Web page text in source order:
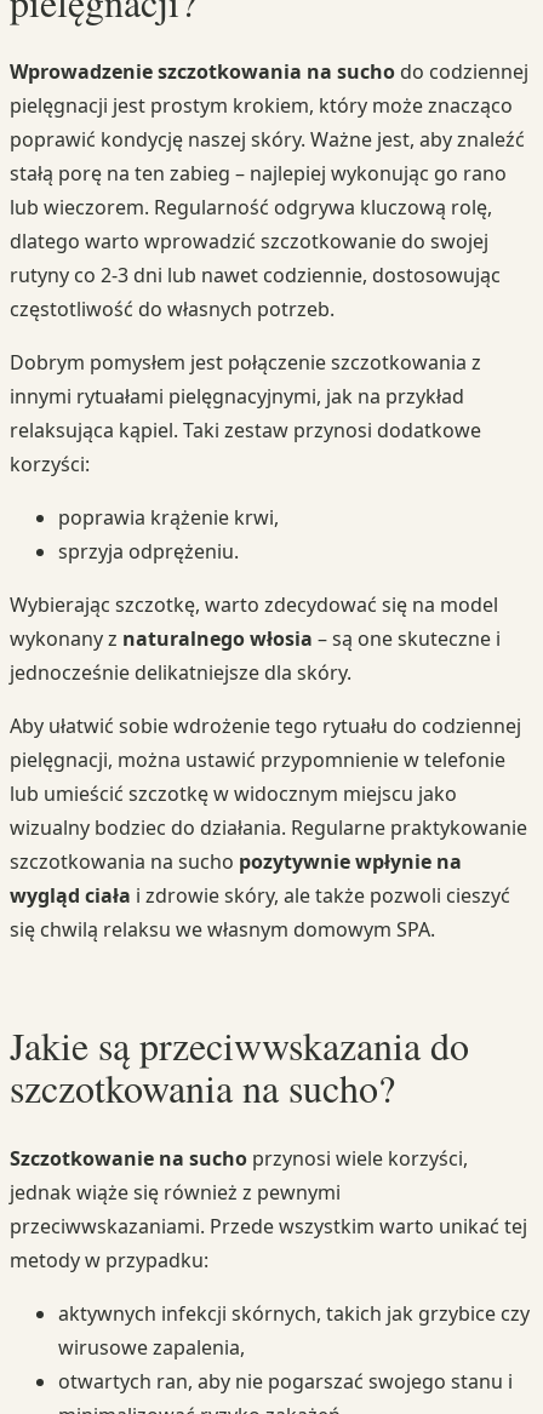
Wprowadzenie szczotkowania na sucho do codziennej
pielęgnacji jest prostym krokiem, który może znacząco
poprawić kondycję naszej skóry. Ważne jest, aby znaleźć
stałą porę na ten zabieg – najlepiej wykonując go rano
lub wieczorem. Regularność odgrywa kluczową rolę,
dlatego warto wprowadzić szczotkowanie do swojej
rutyny co 2-3 dni lub nawet codziennie, dostosowując
częstotliwość do własnych potrzeb.
Dobrym pomysłem jest połączenie szczotkowania z
innymi rytuałami pielęgnacyjnymi, jak na przykład
relaksująca kąpiel. Taki zestaw przynosi dodatkowe
korzyści:
poprawia krążenie krwi,
sprzyja odprężeniu.
Wybierając szczotkę, warto zdecydować się na model
wykonany z naturalnego włosia – są one skuteczne i
jednocześnie delikatniejsze dla skóry.
Aby ułatwić sobie wdrożenie tego rytuału do codziennej
pielęgnacji, można ustawić przypomnienie w telefonie
lub umieścić szczotkę w widocznym miejscu jako
wizualny bodziec do działania. Regularne praktykowanie
szczotkowania na sucho pozytywnie wpłynie na
wygląd ciała i zdrowie skóry, ale także pozwoli cieszyć
się chwilą relaksu we własnym domowym SPA.
Jakie są przeciwwskazania do
szczotkowania na sucho?
Szczotkowanie na sucho przynosi wiele korzyści,
jednak wiąże się również z pewnymi
przeciwwskazaniami. Przede wszystkim warto unikać tej
metody w przypadku:
aktywnych infekcji skórnych, takich jak grzybice czy
wirusowe zapalenia,
otwartych ran, aby nie pogarszać swojego stanu i